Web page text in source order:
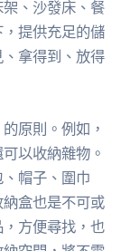
、沙發床、餐
提供充足的儲
拿得到、放得
原則。例如，
以收納雜物。
帽子、圍巾
盒也是不可或
方便尋找，也